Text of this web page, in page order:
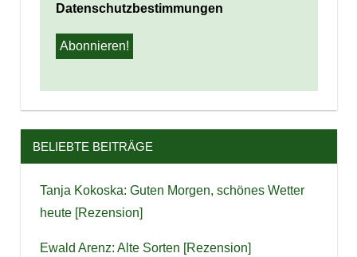
Datenschutzbestimmungen
BELIEBTE BEITRÄGE
Tanja Kokoska: Guten Morgen, schönes Wetter
heute [Rezension]
Ewald Arenz: Alte Sorten [Rezension]